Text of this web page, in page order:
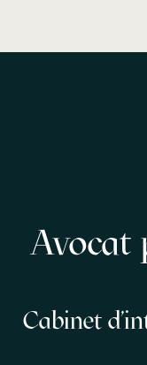
Avocat
Cabinet